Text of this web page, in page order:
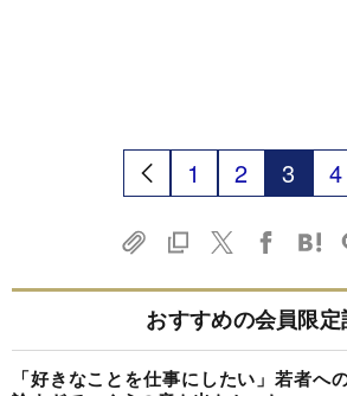
1 2 3 4
おすすめの会員限定
「好きなことを仕事にしたい」若者へ